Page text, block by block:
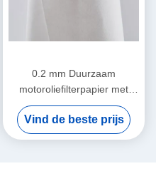
0.2 mm Duurzaam
motoroliefilterpapier met
hoge breukvastheid
Vind de beste prijs